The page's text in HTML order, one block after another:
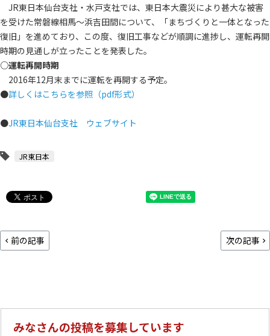
JR東日本仙台支社・水戸支社では、東日本大震災により甚大な被害
を受けた常磐線相馬～浜吉田間について、「まちづくりと一体となった
復旧」を進めており、この度、復旧工事などが順調に進捗し、運転再開
時期の見通しが立ったことを発表した。
○運転再開時期
2016年12月末までに運転を再開する予定。
●詳しくはこちらを参照（pdf形式）
●JR東日本仙台支社 ウェブサイト
JR東日本
前の記事 次の記事
みなさんの投稿を募集しています